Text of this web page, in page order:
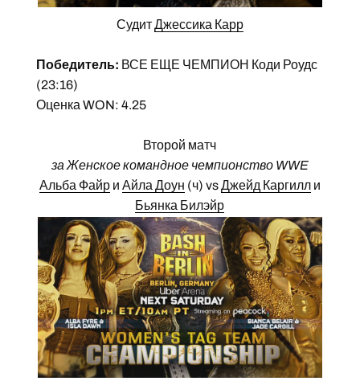
СудитДжессика Карр
Победитель: ВСЕ ЕЩЕ ЧЕМПИОН Коди Роудс
(23:16)
Оценка WON: 4.25
Второй матч
за Женское командное чемпионство WWE
Альба Файри Айла Доун (ч) vsДжейд Каргилли
Бьянка Билэйр